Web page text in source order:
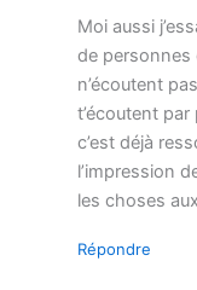
Moi aussi
de personnes
n’écoutent
t’écoutent
c’est déjà
l’impression
les choses
Répondre